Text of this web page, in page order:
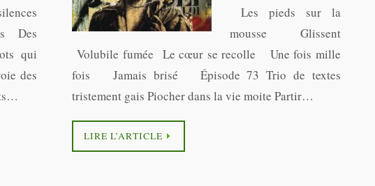
Des
qui
des
Les pieds sur la
mousse Glissent
Volubile fumée Le cœur se recolle Une fois mille
fois Jamais brisé Épisode 73 Trio de textes
tristement gais Piocher dans la vie moite Partir…
LIRE L’ARTICLE